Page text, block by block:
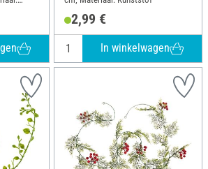
2,99 €
In winkelwagen